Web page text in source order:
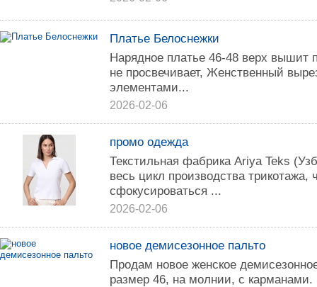
Платье Белоснежки
Нарядное платье 46-48 верх вышит
не просвечивает, Женственный
элементами...
2026-02-06
промо одежда
Текстильная фабрика Ariya Teks
весь цикл производства
сфокусироваться ...
2026-02-06
новое демисезонное пальто
Продам новое женское
размер 46, на молнии, с карманами.